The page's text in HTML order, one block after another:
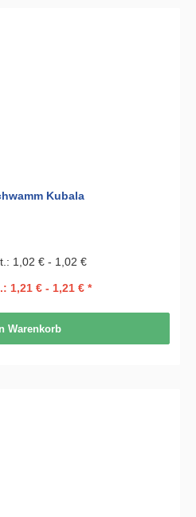
Kubala
1,02 € - 1,02 €
1,21 € - 1,21 € *
Warenkorb